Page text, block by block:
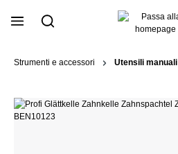
principale
Strumenti e accessori Utensili manuali